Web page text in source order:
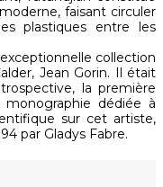
faisant circuler
plastiques entre les
collection
Jean Gorin. Il était
la première
dédiée à
sur cet artiste,
par Gladys Fabre.